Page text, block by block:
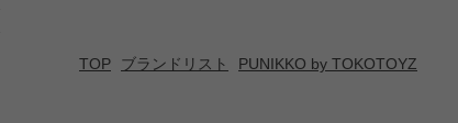
TOP ブランドリスト PUNIKKO by TOKOTOYZ